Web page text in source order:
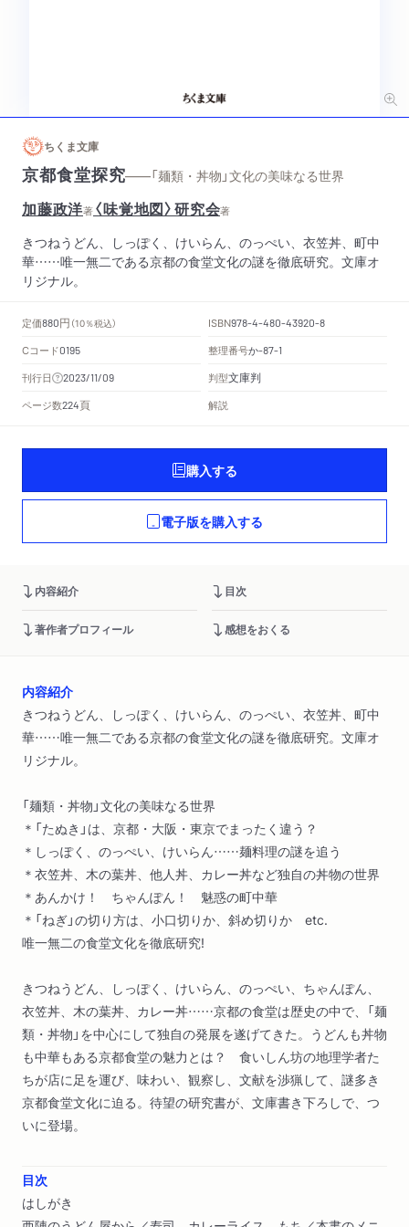
ちくま文庫
京都食堂探究——「麺類・丼物」文化の美味なる世界
加藤政洋著〈味覚地図〉研究会著
きつねうどん、しっぽく、けいらん、のっぺい、衣笠丼、町中
華……唯一無二である京都の食堂文化の謎を徹底研究。文庫オ
リジナル。
定価880円 （10％税込） ISBN978-4-480-43920-8
Cコード0195 整理番号か-87-1
刊行日 2023/11/09 判型文庫判
ページ数224頁 解説
購入する
電子版を購入する
内容紹介 目次
著作者プロフィール 感想をおくる
内容紹介
きつねうどん、しっぽく、けいらん、のっぺい、衣笠丼、町中
華……唯一無二である京都の食堂文化の謎を徹底研究。文庫オ
リジナル。
「麺類・丼物」文化の美味なる世界
＊「たぬき」は、京都・大阪・東京でまったく違う？
＊しっぽく、のっぺい、けいらん……麺料理の謎を追う
＊衣笠丼、木の葉丼、他人丼、カレー丼など独自の丼物の世界
＊あんかけ！ ちゃんぽん！ 魅惑の町中華
＊「ねぎ」の切り方は、小口切りか、斜め切りか etc.
唯一無二の食堂文化を徹底研究!
きつねうどん、しっぽく、けいらん、のっぺい、ちゃんぽん、
衣笠丼、木の葉丼、カレー丼……京都の食堂は歴史の中で、「麺
類・丼物」を中心にして独自の発展を遂げてきた。うどんも丼物
も中華もある京都食堂の魅力とは？ 食いしん坊の地理学者た
ちが店に足を運び、味わい、観察し、文献を渉猟して、謎多き
京都食堂文化に迫る。待望の研究書が、文庫書き下ろしで、つ
いに登場。
目次
はしがき